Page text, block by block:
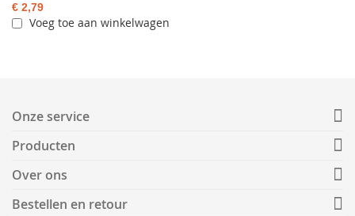
€ 2,79
Voeg toe aan winkelwagen
Onze service
Producten
Over ons
Bestellen en retour